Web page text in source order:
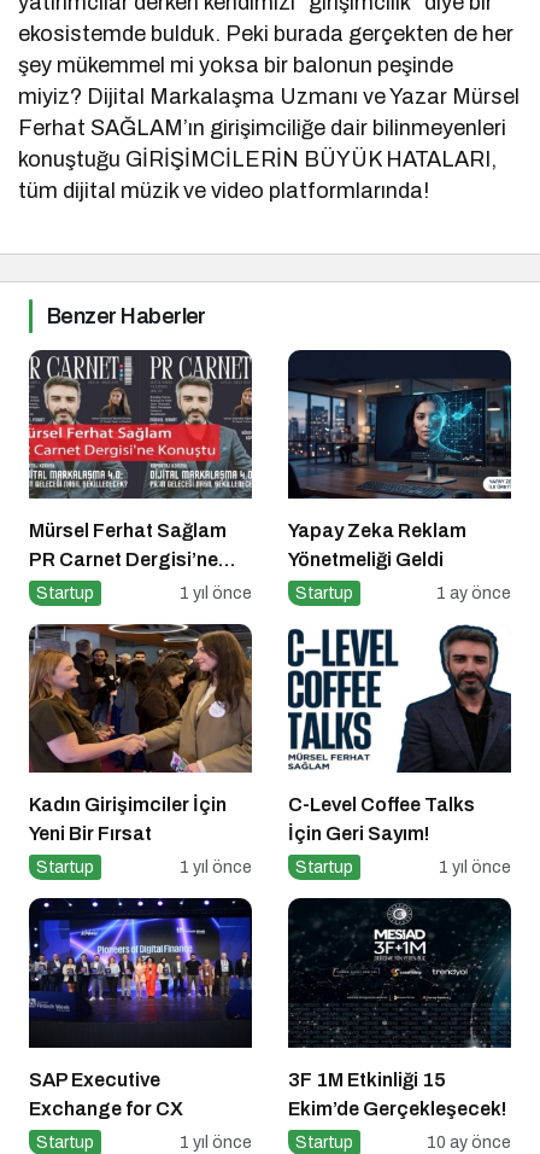
ekosistemde bulduk. Peki burada gerçekten de her
şey mükemmel mi yoksa bir balonun peşinde
miyiz? Dijital Markalaşma Uzmanı ve Yazar Mürsel
Ferhat SAĞLAM’ın girişimciliğe dair bilinmeyenleri
konuştuğu GİRİŞİMCİLERİN BÜYÜK HATALARI,
tüm dijital müzik ve video platformlarında!
Benzer Haberler
Mürsel Ferhat Sağlam
PR Carnet Dergisi’ne
Konuştu
Startup 1 yıl önce
Yapay Zeka Reklam
Yönetmeliği Geldi
Startup 1 ay önce
Kadın Girişimciler İçin
Yeni Bir Fırsat
Startup 1 yıl önce
C-Level Coffee Talks
İçin Geri Sayım!
Startup 1 yıl önce
SAP Executive
Exchange for CX
Startup 1 yıl önce
3F 1M Etkinliği 15
Ekim’de Gerçekleşecek!
Startup 10 ay önce